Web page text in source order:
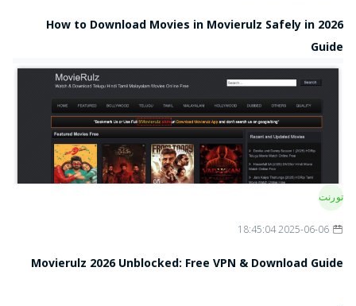
How to Download Movies in Movierulz Safely in 2026
Guide
تورنت
2025-06-06 18:45:04
Movierulz 2026 Unblocked: Free VPN & Download Guide